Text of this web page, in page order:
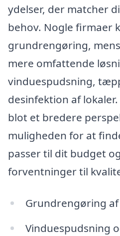
ydelser, der matcher
behov. Nogle firmaer
grundrengøring,
mere omfattende
vinduespudsning,
desinfektion af
blot et bredere
muligheden for at
passer til dit budget
forventninger til
Grundrengøring
Vinduespudsning